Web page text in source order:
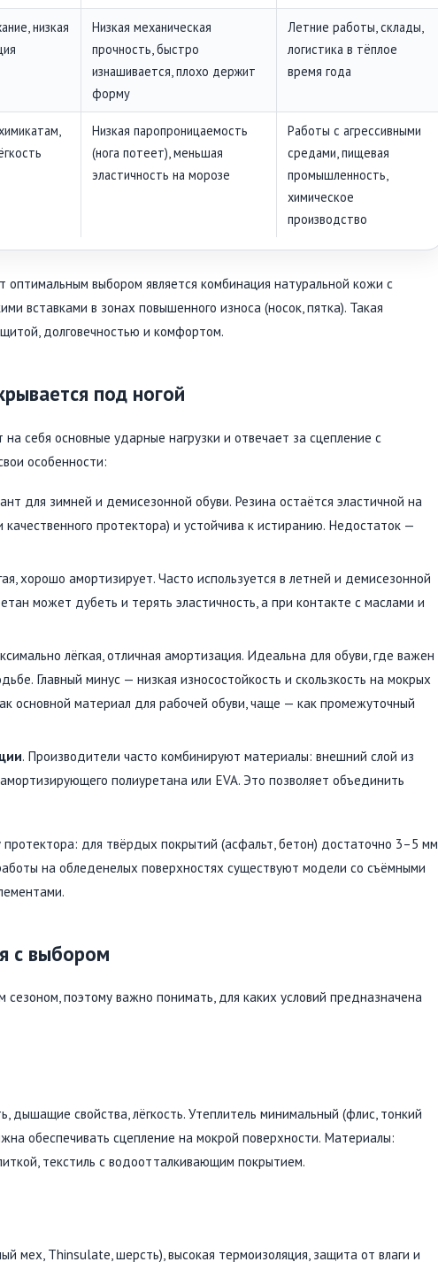
низкая
Низкая механическая
прочность, быстро
изнашивается, плохо держит
форму
Летние работы, склады,
логистика в тёплое
время года
Низкая паропроницаемость
(нога потеет), меньшая
эластичность на морозе
Работы с агрессивными
средами, пищевая
промышленность,
химическое
производство
выбором является комбинация натуральной кожи с
вставками в зонах повышенного износа (носок, пятка). Такая
долговечностью и комфортом.
под ногой
себя основные ударные нагрузки и отвечает за сцепление с
особенности:
для зимней и демисезонной обуви. Резина остаётся эластичной на
качественного протектора) и устойчива к истиранию. Недостаток —
хорошо амортизирует. Часто используется в летней и демисезонной
может дубеть и терять эластичность, а при контакте с маслами и
лёгкая, отличная амортизация. Идеальна для обуви, где важен
Главный минус — низкая износостойкость и скользкость на мокрых
основной материал для рабочей обуви, чаще — как промежуточный
. Производители часто комбинируют материалы: внешний слой из
полиуретана или EVA. Это позволяет объединить
для твёрдых покрытий (асфальт, бетон) достаточно 3–5 мм,
на обледенелых поверхностях существуют модели со съёмными
с выбором
сезоном, поэтому важно понимать, для каких условий предназначена
дышащие свойства, лёгкость. Утеплитель минимальный (флис, тонкий
обеспечивать сцепление на мокрой поверхности. Материалы:
текстиль с водоотталкивающим покрытием.
мех, Thinsulate, шерсть), высокая термоизоляция, защита от влаги и